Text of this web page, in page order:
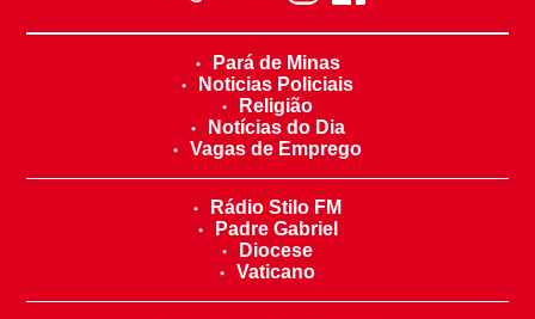
Pará de Minas
Noticias Policiais
Religião
Notícias do Dia
Vagas de Emprego
Rádio Stilo FM
Padre Gabriel
Diocese
Vaticano